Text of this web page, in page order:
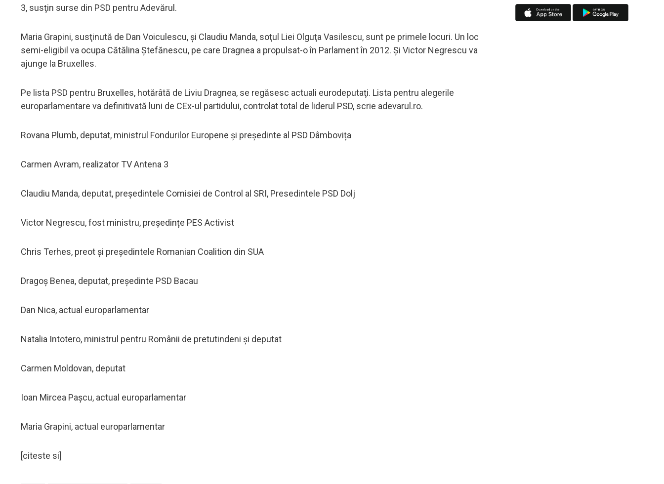
3, susţin surse din PSD pentru Adevărul.
Maria Grapini, susţinută de Dan Voiculescu, şi Claudiu Manda, soţul Liei Olguţa Vasilescu, sunt pe primele locuri. Un loc
semi-eligibil va ocupa Cătălina Ştefănescu, pe care Dragnea a propulsat-o în Parlament în 2012. Şi Victor Negrescu va
ajunge la Bruxelles.
Pe lista PSD pentru Bruxelles, hotărâtă de Liviu Dragnea, se regăsesc actuali eurodeputaţi. Lista pentru alegerile
europarlamentare va definitivată luni de CEx-ul partidului, controlat total de liderul PSD, scrie adevarul.ro.
Rovana Plumb, deputat, ministrul Fondurilor Europene și președinte al PSD Dâmbovița
Carmen Avram, realizator TV Antena 3
Claudiu Manda, deputat, președintele Comisiei de Control al SRI, Presedintele PSD Dolj
Victor Negrescu, fost ministru, președințe PES Activist
Chris Terhes, preot și președintele Romanian Coalition din SUA
Dragoș Benea, deputat, președinte PSD Bacau
Dan Nica, actual europarlamentar
Natalia Intotero, ministrul pentru Românii de pretutindeni și deputat
Carmen Moldovan, deputat
Ioan Mircea Pașcu, actual europarlamentar
Maria Grapini, actual europarlamentar
[citeste si]